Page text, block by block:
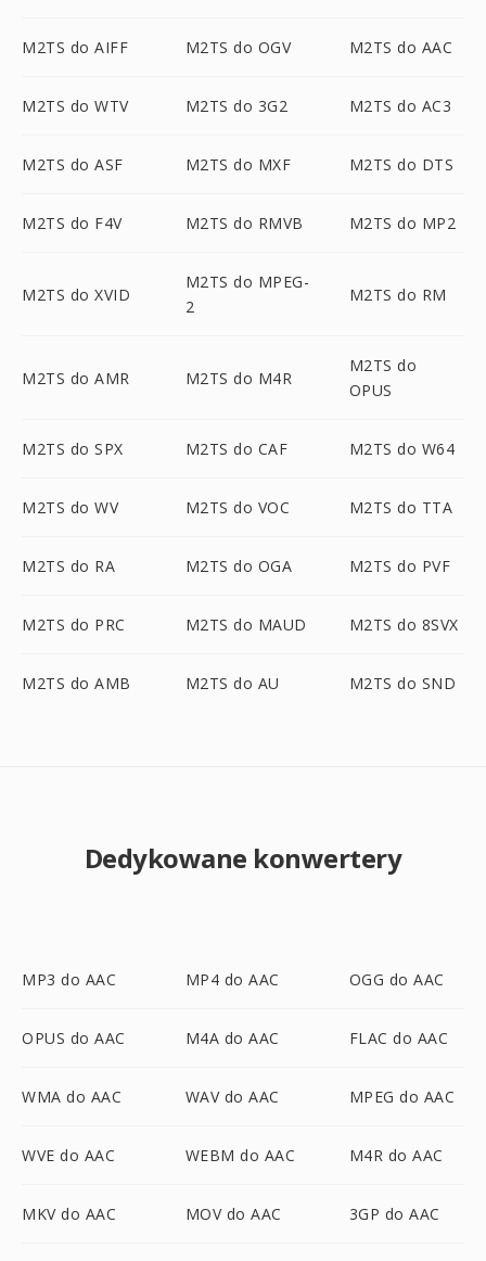
M2TS do AIFF M2TS do OGV M2TS do AAC
M2TS do WTV M2TS do 3G2 M2TS do AC3
M2TS do ASF M2TS do MXF M2TS do DTS
M2TS do F4V M2TS do RMVB M2TS do MP2
M2TS do XVID
M2TS do MPEG-
2
M2TS do RM
M2TS do AMR M2TS do M4R
M2TS do
OPUS
M2TS do SPX M2TS do CAF M2TS do W64
M2TS do WV M2TS do VOC M2TS do TTA
M2TS do RA M2TS do OGA M2TS do PVF
M2TS do PRC M2TS do MAUD M2TS do 8SVX
M2TS do AMB M2TS do AU M2TS do SND
Dedykowane konwertery
MP3 do AAC MP4 do AAC OGG do AAC
OPUS do AAC M4A do AAC FLAC do AAC
WMA do AAC WAV do AAC MPEG do AAC
WVE do AAC WEBM do AAC M4R do AAC
MKV do AAC MOV do AAC 3GP do AAC